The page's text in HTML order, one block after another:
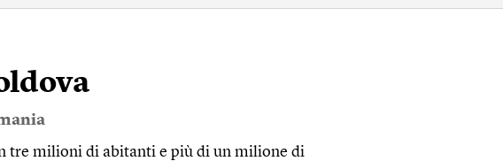
tre milioni di abitanti e più di un milione di